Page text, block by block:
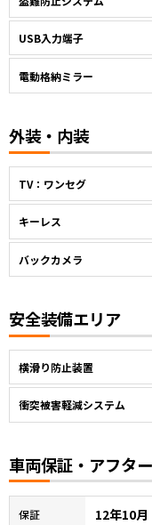
USB入力端子
電動格納ミラー
外装・内装
TV：ワンセグ
キーレス
バックカメラ
安全装備エリア
横滑り防止装置
衝突被害軽減システム
車両保証・アフタ
保証 12年10月